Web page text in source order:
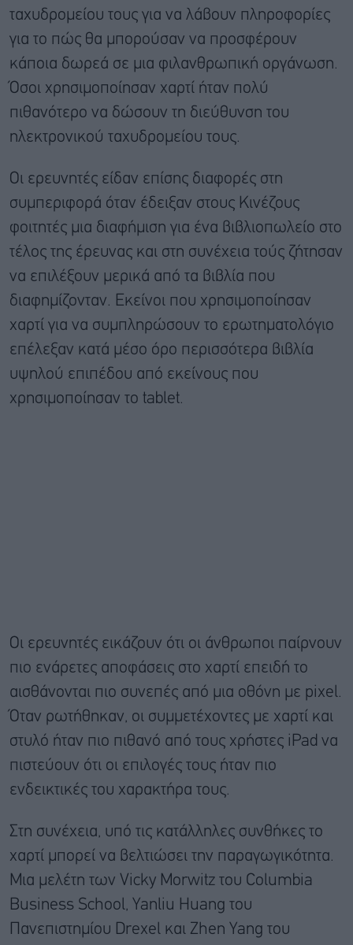
ταχυδρομείου τους για να λάβουν πληροφορίες
για το πώς θα μπορούσαν να προσφέρουν
κάποια δωρεά σε μια φιλανθρωπική οργάνωση.
Όσοι χρησιμοποίησαν χαρτί ήταν πολύ
πιθανότερο να δώσουν τη διεύθυνση του
ηλεκτρονικού ταχυδρομείου τους.
Οι ερευνητές είδαν επίσης διαφορές στη
συμπεριφορά όταν έδειξαν στους Κινέζους
φοιτητές μια διαφήμιση για ένα βιβλιοπωλείο στο
τέλος της έρευνας και στη συνέχεια τούς ζήτησαν
να επιλέξουν μερικά από τα βιβλία που
διαφημίζονταν. Εκείνοι που χρησιμοποίησαν
χαρτί για να συμπληρώσουν το ερωτηματολόγιο
επέλεξαν κατά μέσο όρο περισσότερα βιβλία
υψηλού επιπέδου από εκείνους που
χρησιμοποίησαν το tablet.
Οι ερευνητές εικάζουν ότι οι άνθρωποι παίρνουν
πιο ενάρετες αποφάσεις στο χαρτί επειδή το
αισθάνονται πιο συνεπές από μια οθόνη με pixel.
Όταν ρωτήθηκαν, οι συμμετέχοντες με χαρτί και
στυλό ήταν πιο πιθανό από τους χρήστες iPad να
πιστεύουν ότι οι επιλογές τους ήταν πιο
ενδεικτικές του χαρακτήρα τους.
Στη συνέχεια, υπό τις κατάλληλες συνθήκες το
χαρτί μπορεί να βελτιώσει την παραγωγικότητα.
Μια μελέτη των Vicky Morwitz του Columbia
Business School, Yanliu Huang του
Πανεπιστημίου Drexel και Zhen Yang του